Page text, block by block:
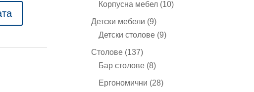
Корпусна мебел 1010
Детски мебели 99
продукта
Детски столове 99
Столове 137137
продукта
Бар столове 88
продукта
Ергономични 2828